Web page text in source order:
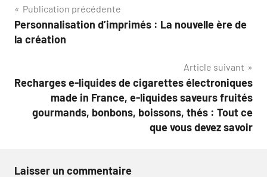
Navigation
de
Publication précédente
Personnalisation d’imprimés : La nouvelle ère de
la création
Article suivant
Recharges e-liquides de cigarettes électroniques
made in France, e-liquides saveurs fruités
gourmands, bonbons, boissons, thés : Tout ce
que vous devez savoir
Laisser un commentaire